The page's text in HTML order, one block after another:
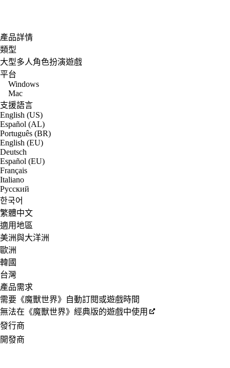
產品詳情
類型
大型多人角色扮演遊戲
平台
Windows
Mac
支援語言
English (US)
Español (AL)
Português (BR)
English (EU)
Deutsch
Español (EU)
Français
Italiano
Русский
한국어
繁體中文
適用地區
美洲與大洋洲
歐洲
韓國
台灣
產品需求
需要《魔獸世界》自動訂閱或遊戲時間
無法在《魔獸世界》經典版的遊戲中使用
發行商
開發商